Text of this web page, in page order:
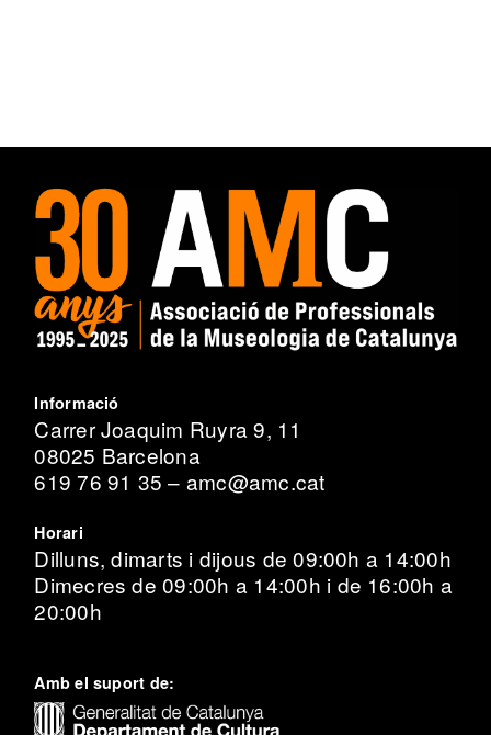
Informació
Carrer Joaquim Ruyra 9, 11
08025 Barcelona
619 76 91 35 – amc@amc.cat
Horari
Dilluns, dimarts i dijous de 09:00h a 14:00h
Dimecres de 09:00h a 14:00h i de 16:00h a
20:00h
Amb el suport de: